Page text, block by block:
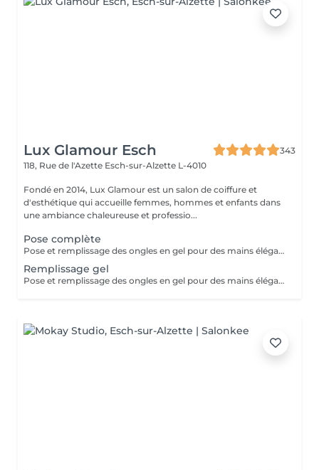
Lux Glamour Esch
343
118, Rue de l'Azette Esch-sur-Alzette L-4010
Fondé en 2014, Lux Glamour est un salon de coiffure et
d'esthétique qui accueille femmes, hommes et enfants dans
une ambiance chaleureuse et professio...
Pose complète
Pose et remplissage des ongles en gel pour des mains élégantes et durables. La French et le Babyboomer entraînent un supplément de 7 €. Pour toute décoration (brillants, dessins, motifs), à partir de la deuxième ongle décoré, un coût supplémentaire de 3 € sera appliqué.
Remplissage gel
Pose et remplissage des ongles en gel pour des mains élégantes et durables. La French et le Babyboomer entraînent un supplément de 7 €. Pour toute décoration (brillants, dessins, motifs), à partir de la deuxième ongle décoré, un coût supplémentaire de 3 € sera appliqué.